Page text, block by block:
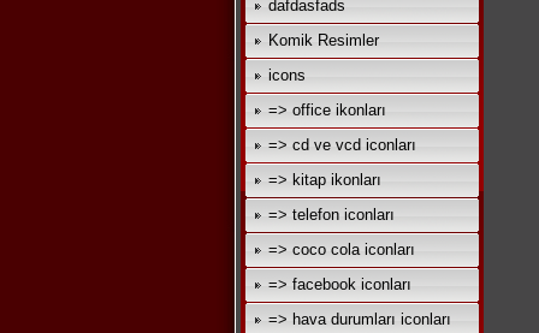
dafdasfads
Komik Resimler
icons
=> office ikonları
=> cd ve vcd iconları
=> kitap ikonları
=> telefon iconları
=> coco cola iconları
=> facebook iconları
=> hava durumları iconları